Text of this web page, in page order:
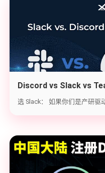
Discord vs Slack vs
工具实战选型指南
选 Slack： 如果你们是产研驱